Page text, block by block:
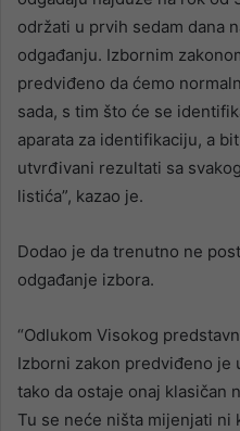
održati u prvih sedam dana
odgađanju. Izbornim
predviđeno da ćemo
sada, s tim što će se
aparata za identifikaciju, a
utvrđivani rezultati sa
listića”, kazao je.
Dodao je da trenutno ne
odgađanje izbora.
“Odlukom Visokog
Izborni zakon predviđeno je
tako da ostaje onaj klasičan
Tu se neće ništa mijenjati ni